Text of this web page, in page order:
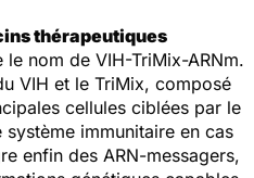
thérapeutiques
nom de VIH-TriMix-ARNm.
VIH et le TriMix, composé
cellules ciblées par le
immunitaire en cas
enfin des ARN-messagers,